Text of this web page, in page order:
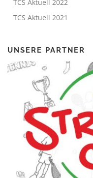
TCS Aktuell 2022
TCS Aktuell 2021
UNSERE PARTNER